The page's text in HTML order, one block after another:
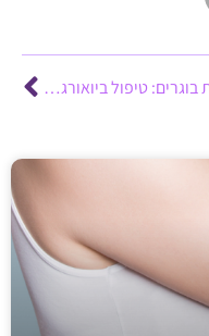
עבודת בוגרים: טיפול ביואורגונומי בטפילים במעיים – רחל כהן